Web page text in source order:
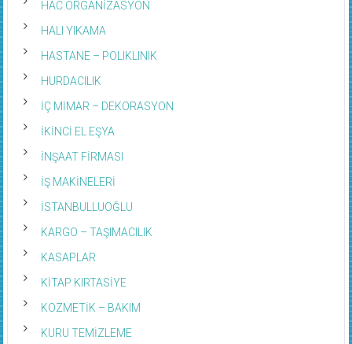
HAC ORGANİZASYON
HALI YIKAMA
HASTANE – POLIKLINIK
HURDACILIK
İÇ MİMAR – DEKORASYON
İKİNCİ EL EŞYA
İNŞAAT FİRMASI
İŞ MAKİNELERİ
İSTANBULLUOĞLU
KARGO – TAŞIMACILIK
KASAPLAR
KİTAP KIRTASİYE
KOZMETİK – BAKIM
KURU TEMİZLEME